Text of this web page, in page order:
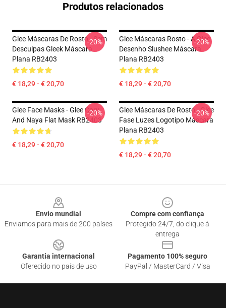
Produtos relacionados
Glee Máscaras De Rosto - Sem
Desculpas Gleek Máscara
Plana RB2403
€ 18,29 - € 20,70
-20%
Glee Máscaras Rosto - A Glee
Desenho Slushee Máscara
Plana RB2403
€ 18,29 - € 20,70
-20%
Glee Face Masks - Glee Cory
And Naya Flat Mask RB2403
€ 18,29 - € 20,70
-20%
Glee Máscaras De Rosto - Glee
Fase Luzes Logotipo Máscara
Plana RB2403
€ 18,29 - € 20,70
-20%
Envio mundial
Enviamos para mais de 200 países
Compre com confiança
Protegido 24/7, do clique à
entrega
Garantia internacional
Oferecido no país de uso
Pagamento 100% seguro
PayPal / MasterCard / Visa